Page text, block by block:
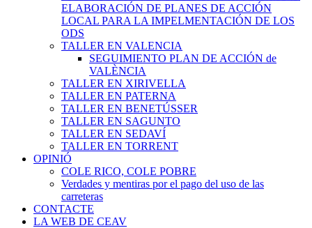
ELABORACIÓN DE PLANES DE ACCIÓN
LOCAL PARA LA IMPELMENTACIÓN DE LOS
ODS
TALLER EN VALENCIA
SEGUIMIENTO PLAN DE ACCIÓN de
VALÈNCIA
TALLER EN XIRIVELLA
TALLER EN PATERNA
TALLER EN BENETÚSSER
TALLER EN SAGUNTO
TALLER EN SEDAVÍ
TALLER EN TORRENT
OPINIÓ
COLE RICO, COLE POBRE
Verdades y mentiras por el pago del uso de las
carreteras
CONTACTE
LA WEB DE CEAV